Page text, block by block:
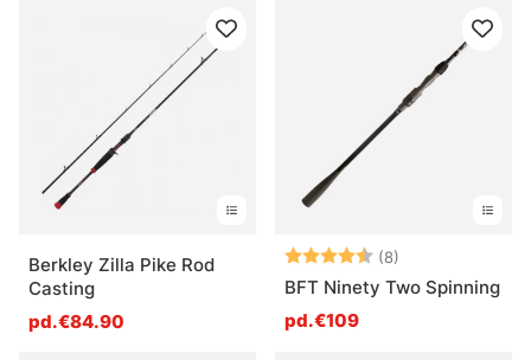
Berkley Zilla Pike Rod
Casting
pd.€84.90
Note: (8)
BFT Ninety Two Spinning
pd.€109